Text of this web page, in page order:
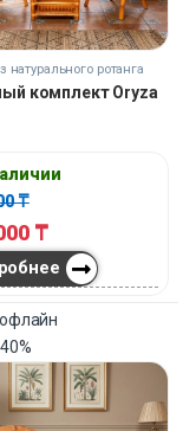
натурального ротанга
комплект Oryza
₸
₸
40%